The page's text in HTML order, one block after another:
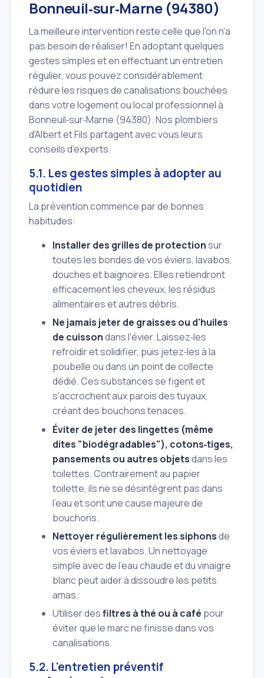
Bonneuil‑sur‑Marne (94380)
La meilleure intervention reste celle que l'on n'a
pas besoin de réaliser! En adoptant quelques
gestes simples et en effectuant un entretien
régulier, vous pouvez considérablement
réduire les risques de canalisations bouchées
dans votre logement ou local professionnel à
Bonneuil‑sur‑Marne (94380). Nos plombiers
d'Albert et Fils partagent avec vous leurs
conseils d'experts.
5.1. Les gestes simples à adopter au
quotidien
La prévention commence par de bonnes
habitudes:
Installer des grilles de protectionsur
toutes les bondes de vos éviers, lavabos,
douches et baignoires. Elles retiendront
efficacement les cheveux, les résidus
alimentaires et autres débris.
Ne jamais jeter de graisses ou d'huiles
de cuissondans l'évier. Laissez‑les
refroidir et solidifier, puis jetez‑les à la
poubelle ou dans un point de collecte
dédié. Ces substances se figent et
s'accrochent aux parois des tuyaux,
créant des bouchons tenaces.
Éviter de jeter des lingettes (même
dites "biodégradables"), cotons‑tiges,
pansements ou autres objetsdans les
toilettes. Contrairement au papier
toilette, ils ne se désintègrent pas dans
l'eau et sont une cause majeure de
bouchons.
Nettoyer régulièrement les siphonsde
vos éviers et lavabos. Un nettoyage
simple avec de l'eau chaude et du vinaigre
blanc peut aider à dissoudre les petits
amas.
Utiliser desfiltres à thé ou à café pour
éviter que le marc ne finisse dans vos
canalisations.
5.2. L'entretien préventif